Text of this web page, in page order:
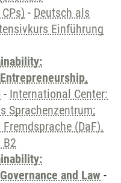
- Deutsch als
Einführung
- International Center:
Sprachenzentrum;
(DaF).
and Law -